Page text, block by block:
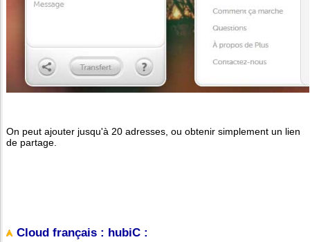
On peut ajouter jusqu'à 20 adresses, ou obtenir simplement un lien
de partage.
Cloud français : hubiC :